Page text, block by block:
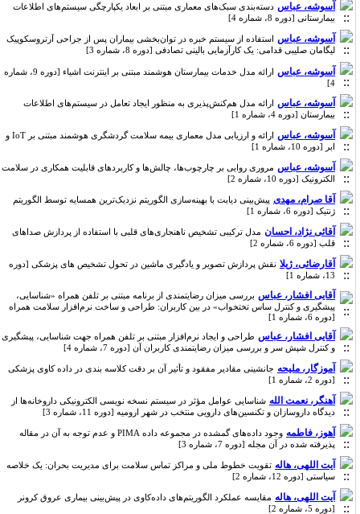
آسوشه، عباس دسته‌بندی سبک‌های معماری مبتنی بر ابعاد یکپارچگی سیستم‌‌های اطلاعات
بیمارستانی [دوره 8، شماره 4]
آسوشه، عباس استفاده از سیستم خبره در توان‌بخشی بیماران پس از جراحی آرتروسکوپیک
لیگامان صلیبی قدامی: یک کارآزمایی بالینی تصادفی [دوره 8، شماره 3]
آسوشه، عباس
ارائه مدل خدمات بیمارستان هوشمند مبتنی بر اینترنت اشیاء [دوره 9، شماره
آسوشه، عباس ارائه مدل هم‌کنش‌پذیری به منظور ایجاد تعامل در سیستم‌های اطلاعات
بیمارستان [دوره 4، شماره 1]
آسوشه، عباس
ارائه و ارزیابی مدل معماری بیمه سلامت گردشگری هوشمند مبتنی بر IoT و
ابر [دوره 10، شماره 1]
آسوشه، عباس مروری روایی بر چارچوب‌ها، چالش‌ها و کاربردهای قابلیت ‌همکاری در سلامت
الکترونیک [دوره 10، شماره 2]
آقا صرام، مهدی پیش‌بینی دیابت با بهینه‌سازی الگوریتم نزدیک‌ترین همسایه توسط الگوریتم
ژنتیک [دوره 6، شماره 1]
آقائی نژاد، احسان مدل ترکیبی تشخیص ناهنجاری‌های قلبی با استفاده از پردازش صداهای
قلب [دوره 6، شماره 2]
آقارضائی، ژیلا
نقش پردازش تصویر و یادگیری ماشین در تحول تشخیص های پزشکی [دوره
13، شماره 1]
آقایی افشار، عباس بررسی میزان رضایتمندی از برنامه مبتنی بر تلفن همراه «‌شناسایی،
پیشگیری و کنترل ساس تختخواب» در بین کاربران: طراحی و ساخت نرم‌افزار سلامت همراه
[دوره 6، شماره 1]
آقایی افشار، عباس طراحی و ایجاد نرم‌افزار مبتنی بر تلفن همراه جهت شناسایی، پیشگیری
و کنترل شپش سر و بررسی میزان رضایتمندی کاربران آن [دوره 7، شماره 4]
آموزگار، ملیحه جانشینی مقادیر مفقود و تأثیر آن بر دقت کلاسه بندی در داده کاوی پزشکی
[دوره 2، شماره 1]
آهنگر، نعمت الله شناسایی عوامل مؤثر در سیستم نسخه نویسی الکترونیکی داروخانه‌‌‌ها از
دیدگاه داروسازان و تکنسین‌‌‌های دارویی منتخب در شهر ارومیه [دوره 11، شماره 3]
آهوز، فاطمه
وجود داده‌های گمشده در مجموعه داده PIMA و عدم توجه به آن در مقاله
پذیرفته شده در آن مجله [دوره 7، شماره 3]
آیت اللهی، هاله تقویت خطوط ملی و مراکز تماس سلامت برای مدیریت بحران: یک خلاصه
سیاستی [دوره 12، شماره 2]
آیت اللهی، هاله مقایسه عملکرد الگوریتم‌های داده‌کاوی در پیش‌بینی بیماری عروق کرونر
[دوره 5، شماره 2]